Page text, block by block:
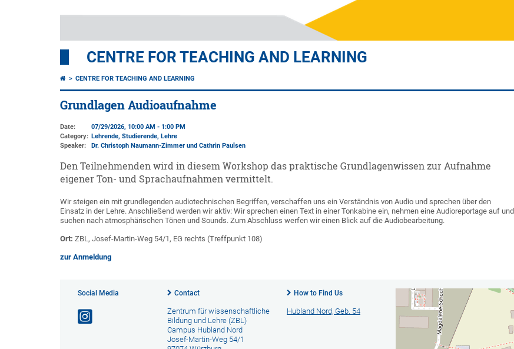
CENTRE FOR TEACHING AND LEARNING
CENTRE FOR TEACHING AND LEARNING
Grundlagen Audioaufnahme
Date:
07/29/2026, 10:00 AM - 1:00 PM
Category: Lehrende, Studierende, Lehre
Speaker:
Dr. Christoph Naumann-Zimmer und Cathrin Paulsen
Den Teilnehmenden wird in diesem Workshop das praktische Grundlagenwissen zur Aufnahme
eigener Ton- und Sprachaufnahmen vermittelt.
Wir steigen ein mit grundlegenden audiotechnischen Begriffen, verschaffen uns ein Verständnis von Audio und sprechen über den
Einsatz in der Lehre. Anschließend werden wir aktiv: Wir sprechen einen Text in einer Tonkabine ein, nehmen eine Audioreportage auf und
suchen nach atmosphärischen Tönen und Sounds. Zum Abschluss werfen wir einen Blick auf die Audiobearbeitung.
Ort: ZBL, Josef-Martin-Weg 54/1, EG rechts (Treffpunkt 108)
zur Anmeldung
Social Media Contact
Zentrum für wissenschaftliche
Bildung und Lehre (ZBL)
Campus Hubland Nord
Josef-Martin-Weg 54/1
How to Find Us
Hubland Nord, Geb. 54